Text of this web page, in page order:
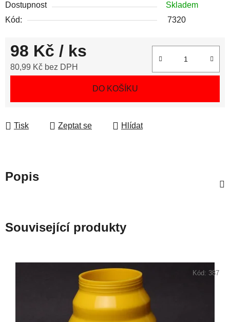
Dostupnost
Skladem
Kód:
7320
98 Kč / ks
80,99 Kč bez DPH
DO KOŠÍKU
Tisk Zeptat se Hlídat
Popis
Související produkty
Kód: 387